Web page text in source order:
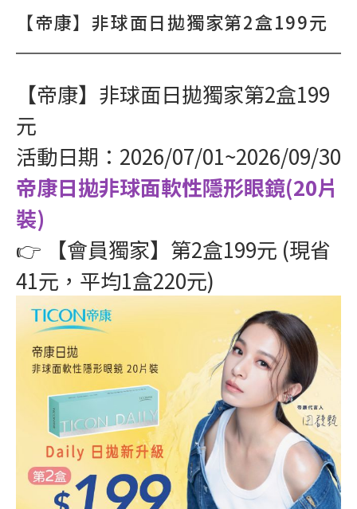
【帝康】非球面日拋獨家第2盒199元
【帝康】非球面日拋獨家第2盒199
元
活動日期：2026/07/01~2026/09/30
帝康日拋非球面軟性隱形眼鏡(20片
裝)
👉 【會員獨家】第2盒199元 (現省
41元，平均1盒220元)